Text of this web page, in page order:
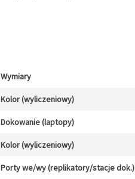
Wymiary
Kolor (wyliczeniowy)
Dokowanie (laptopy)
Kolor (wyliczeniowy)
Porty we/wy (replikatory/stacje dok.)